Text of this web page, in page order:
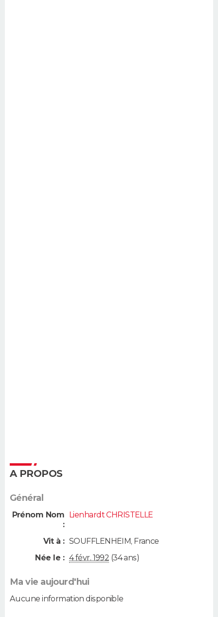
A PROPOS
Général
Prénom Nom
:
Lienhardt CHRISTELLE
Vit à : SOUFFLENHEIM, France
Née le : 4 févr. 1992 (34 ans)
Ma vie aujourd'hui
Aucune information disponible